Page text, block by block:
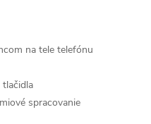
na tele telefónu
spracovanie